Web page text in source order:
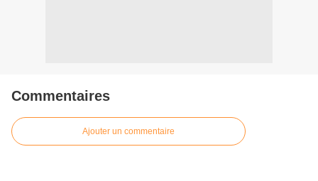
Commentaires
Ajouter un commentaire